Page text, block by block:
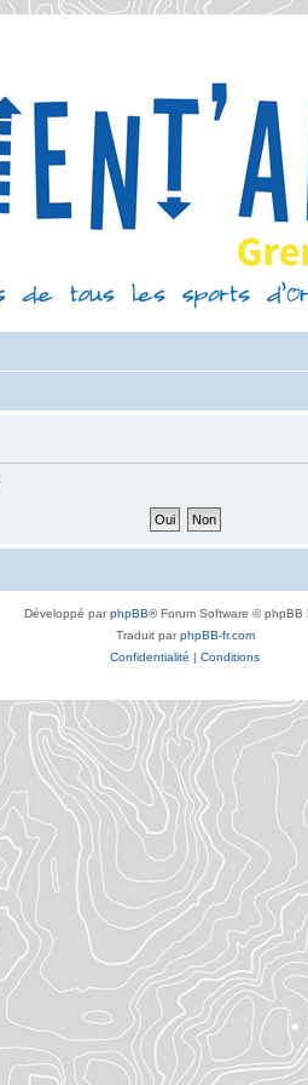
Développé parphpBB® Forum Software © phpBB
Traduit parphpBB-fr.com
Confidentialité | Conditions